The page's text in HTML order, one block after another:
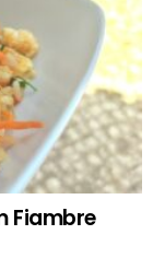
Fiambre